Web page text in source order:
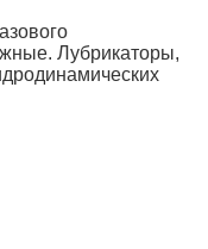
Лубрикаторы,